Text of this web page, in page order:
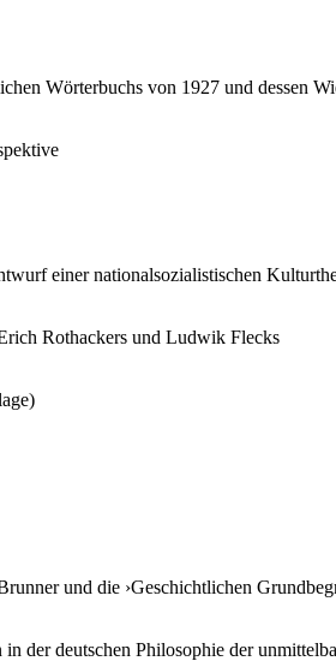
Wörterbuchs von 1927 und dessen
einer nationalsozialistischen
Rothackers und Ludwik Flecks
und die ›Geschichtlichen
der deutschen Philosophie der